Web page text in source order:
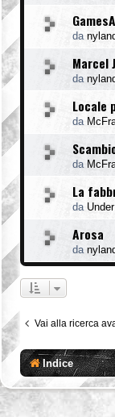
da
Marcel
da
Locale
da
da
La
da
Arosa
da
Vai alla ricerca
Indice